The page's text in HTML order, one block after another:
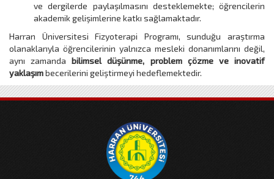
ve dergilerde paylaşılmasını desteklemekte; öğrencilerin
akademik gelişimlerine katkı sağlamaktadır.
Harran Üniversitesi Fizyoterapi Programı, sunduğu araştırma
olanaklarıyla öğrencilerinin yalnızca mesleki donanımlarını değil,
aynı zamandabilimsel düşünme, problem çözme ve inovatif
yaklaşımbecerilerini geliştirmeyi hedeflemektedir.